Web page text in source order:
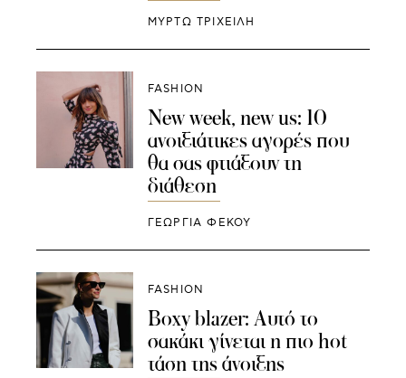
ΜΥΡΤΩ ΤΡΙΧΕΙΛΗ
FASHION
New week, new us: 10
ανοιξιάτικες αγορές που
θα σας φτιάξουν τη
διάθεση
ΓΕΩΡΓΙΑ ΦΕΚΟΥ
FASHION
Boxy blazer: Αυτό το
σακάκι γίνεται η πιο hot
τάση της άνοιξης